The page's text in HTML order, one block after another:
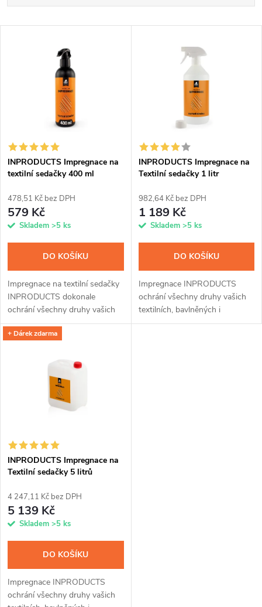
a
í
p
r
o
u
k
t
s
p
r
o
d
u
k
INPRODUCTS Impregnace na
textilní sedačky 400 ml
478,51 Kč bez DPH
579 Kč
Skladem >5 ks
DO KOŠÍKU
Impregnace na textilní sedačky
INPRODUCTS dokonale
ochrání všechny druhy vašich
textilních, bavlněných i
plyšových sedaček před
nápojů nebo...
INPRODUCTS Impregnace na
Textilní sedačky 1 litr
982,64 Kč bez DPH
1 189 Kč
Skladem >5 ks
DO KOŠÍKU
Impregnace INPRODUCTS
ochrání všechny druhy vašich
textilních, bavlněných i
plyšových sedaček před
+ Dárek zdarma
INPRODUCTS Impregnace na
Textilní sedačky 5 litrů
4 247,11 Kč bez DPH
5 139 Kč
Skladem >5 ks
DO KOŠÍKU
Impregnace INPRODUCTS
ochrání všechny druhy vašich